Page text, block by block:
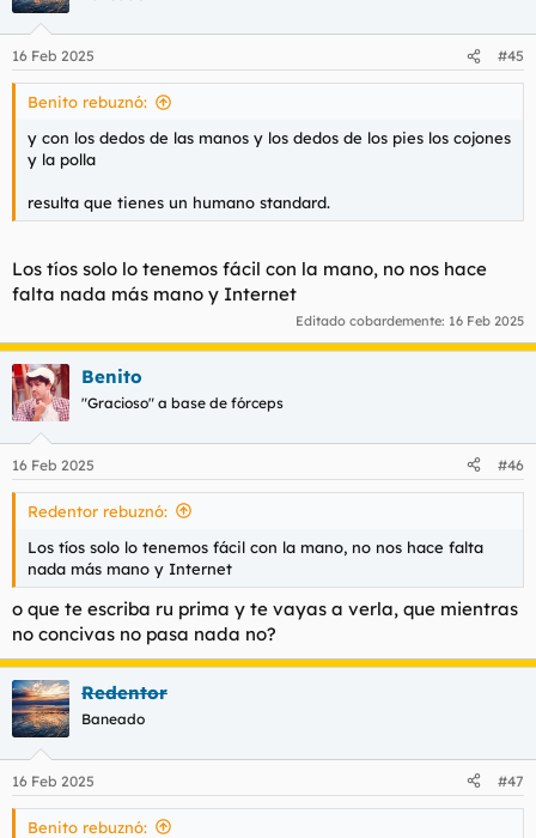
i
e
s
16 Feb 2025 #45
Benito rebuznó:
y con los dedos de las manos y los dedos de los pies los cojones
y la polla
resulta que tienes un humano standard.
Los tíos solo lo tenemos fácil con la mano, no nos hace
falta nada más mano y Internet
Editado cobardemente: 16 Feb 2025
Benito
"Gracioso" a base de fórceps
16 Feb 2025 #46
Redentor rebuznó:
Los tíos solo lo tenemos fácil con la mano, no nos hace falta
nada más mano y Internet
o que te escriba ru prima y te vayas a verla, que mientras
no concivas no pasa nada no?
Redentor
Baneado
16 Feb 2025 #47
Benito rebuznó: